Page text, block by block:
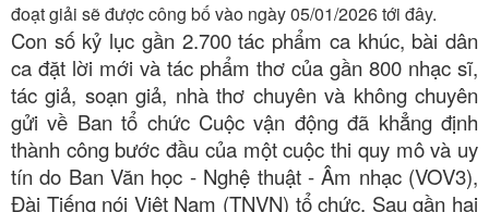
Kết nối VOV6
TÌM KIẾM
Vận hành bởi QI Corp
đoạt giải sẽ được công bố vào ngày 05/01/2026 tới đây.
Con số kỷ lục gần 2.700 tác phẩm ca khúc, bài dân
ca đặt lời mới và tác phẩm thơ của gần 800 nhạc sĩ,
tác giả, soạn giả, nhà thơ chuyên và không chuyên
gửi về Ban tổ chức Cuộc vận động đã khẳng định
thành công bước đầu của một cuộc thi quy mô và uy
tín do Ban Văn học - Nghệ thuật - Âm nhạc (VOV3),
Đài Tiếng nói Việt Nam (TNVN) tổ chức. Sau gần hai